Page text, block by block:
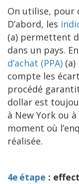
On utilise, pour
D’abord, les
(a) permettent
dans un pays.
d’achat (PPA)
compte les
procédé
dollar est
à New York ou
moment où
réalisée.
4e étape :